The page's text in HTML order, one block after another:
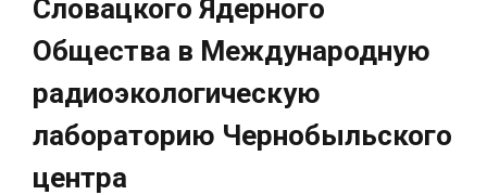
Словацкого Ядерного
Общества в Международную
радиоэкологическую
лабораторию Чернобыльского
центра